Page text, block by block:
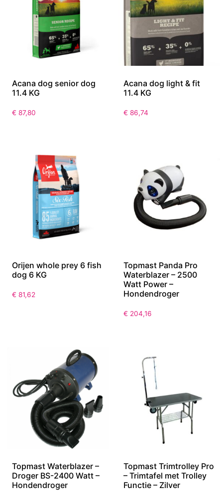
Acana dog senior dog
11.4 KG
€ 87,80
Acana dog light & fit
11.4 KG
€ 86,74
Orijen whole prey 6 fish
dog 6 KG
€ 81,62
Topmast Panda Pro
Waterblazer – 2500
Watt Power –
Hondendroger
€ 204,16
Topmast Waterblazer –
Droger BS-2400 Watt –
Hondendroger
Topmast Trimtrolley Pro
– Trimtafel met Trolley
Functie – Zilver